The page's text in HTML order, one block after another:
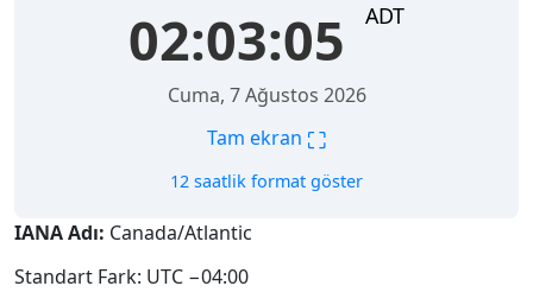
02:03:05 ADT
Cuma, 7 Ağustos 2026
Tam ekran ⛶
12 saatlik format göster
IANA Adı: Canada/Atlantic
Standart Fark: UTC −04:00